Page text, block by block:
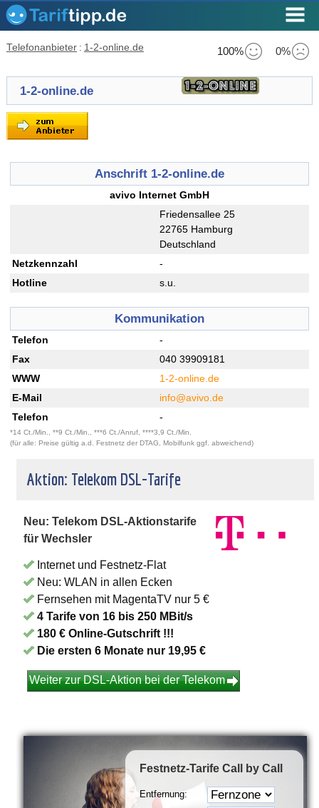
100% 0%
Telefonanbieter : 1-2-online.de
1-2-online.de
Anschrift 1-2-online.de
avivo Internet GmbH
Friedensallee 25
22765 Hamburg
Deutschland
Netzkennzahl
-
Hotline
s.u.
Kommunikation
Telefon
-
Fax
040 39909181
WWW
1-2-online.de
E-Mail
info@avivo.de
Telefon
-
*14 Ct./Min., **9 Ct./Min., ***6 Ct./Anruf, ****3,9 Ct./Min.
(für alle: Preise gültig a.d. Festnetz der DTAG, Mobilfunk ggf. abweichend)
Aktion: Telekom DSL-Tarife
Neu: Telekom DSL-Aktionstarife
für Wechsler
Internet und Festnetz-Flat
Neu: WLAN in allen Ecken
Fernsehen mit MagentaTV nur 5 €
4 Tarife von 16 bis 250 MBit/s
180 € Online-Gutschrift !!!
Die ersten 6 Monate nur 19,95 €
Weiter zur DSL-Aktion bei der Telekom
Festnetz-Tarife Call by Call
Entfernung: